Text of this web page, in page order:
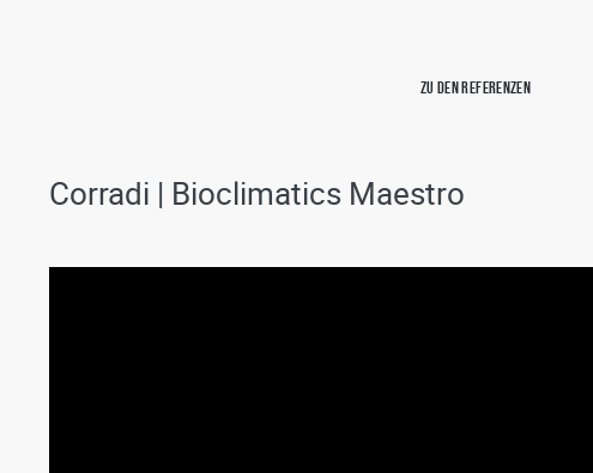
ZU DEN REFERENZEN
Corradi | Bioclimatics Maestro